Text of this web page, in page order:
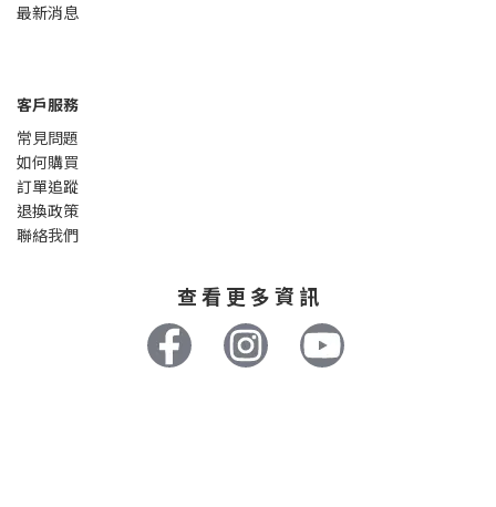
最新消息
客戶服務
常見問題
如何購買
訂單追蹤
退換政策
聯絡我們
查 看 更 多 資 訊